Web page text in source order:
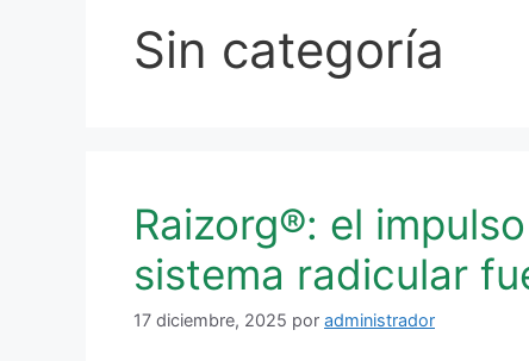
Sin categoría
Raizorg®: el
sistema radicular
17 diciembre, 2025 por administrador